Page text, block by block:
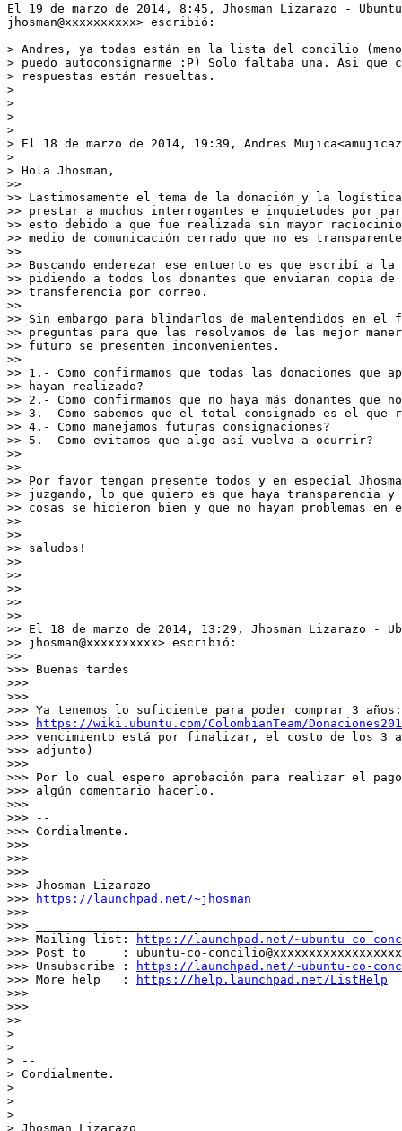
El 19 de marzo de 2014, 8:45, Jhosman Lizarazo - Ubuntu
jhosman@xxxxxxxxxx> escribió:
> Andres, ya todas están en la lista del concilio
> puedo autoconsignarme :P) Solo faltaba una. Asi que
> respuestas están resueltas.
>
>
>
>
> El 18 de marzo de 2014, 19:39, Andres
>
> Hola Jhosman,
>>
>> Lastimosamente el tema de la donación y la logística
>> prestar a muchos interrogantes e inquietudes por
>> esto debido a que fue realizada sin mayor
>> medio de comunicación cerrado que no es
>>
>> Buscando enderezar ese entuerto es que escribí a
>> pidiendo a todos los donantes que enviaran copia de
>> transferencia por correo.
>>
>> Sin embargo para blindarlos de malentendidos en el
>> preguntas para que las resolvamos de las mejor
>> futuro se presenten inconvenientes.
>>
>> 1.- Como confirmamos que todas las donaciones que
>> hayan realizado?
>> 2.- Como confirmamos que no haya más donantes que
>> 3.- Como sabemos que el total consignado es el que
>> 4.- Como manejamos futuras consignaciones?
>> 5.- Como evitamos que algo así vuelva a ocurrir?
>>
>>
>> Por favor tengan presente todos y en especial
>> juzgando, lo que quiero es que haya transparencia
>> cosas se hicieron bien y que no hayan problemas
>>
>>
>> saludos!
>>
>>
>>
>>
>>
>> El 18 de marzo de 2014, 13:29, Jhosman Lizarazo -
>> jhosman@xxxxxxxxxx> escribió:
>>
>>> Buenas tardes
>>>
>>>
>>> Ya tenemos lo suficiente para poder comprar 3 años:
>>>
https://wiki.ubuntu.com/ColombianTeam/
>>> vencimiento está por finalizar, el costo de los 3
>>> adjunto)
>>>
>>> Por lo cual espero aprobación para realizar el
>>> algún comentario hacerlo.
>>>
>>> --
>>> Cordialmente.
>>>
>>>
>>>
>>> Jhosman Lizarazo
>>>
https://launchpad.net/~jhosman
>>>
>>> _______________________________________________
>>> Mailing list:
https://launchpad.net/~ubuntu-co-
>>> Post to     : ubuntu-co-
>>> Unsubscribe :
https://launchpad.net/~ubuntu-co-
>>> More help   :
https://help.launchpad.net/ListHelp
>>>
>>>
>>
>
>
> --
> Cordialmente.
>
>
>
> Jhosman Lizarazo